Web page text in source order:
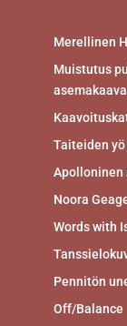
Merellinen
Muistutus
Taiteiden
Apolloninen
Noora
Words with
Pennitön
Off/Balance